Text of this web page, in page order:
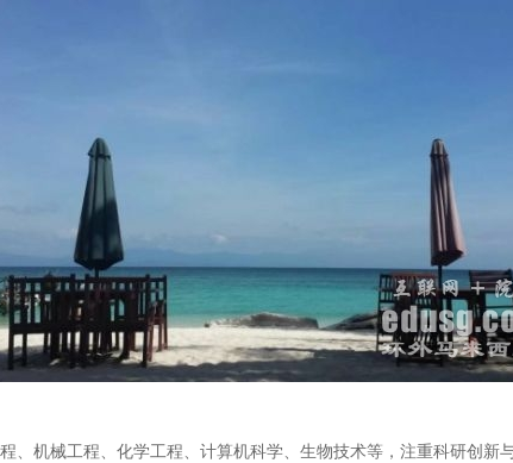
、机械工程、化学工程、计算机科学、生物技术等，注重科研创